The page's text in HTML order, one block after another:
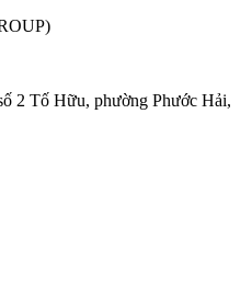
2 Tố Hữu, phường Phước Hải,